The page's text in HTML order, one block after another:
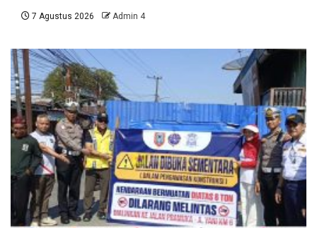
7 Agustus 2026 Admin 4